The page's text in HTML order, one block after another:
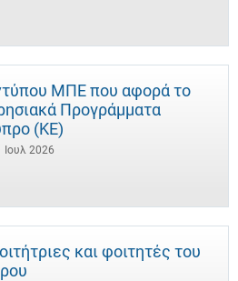
ΜΠΕ που αφορά το
Προγράμματα
(ΚΕ)
Ιουλ 2026
και φοιτητές του